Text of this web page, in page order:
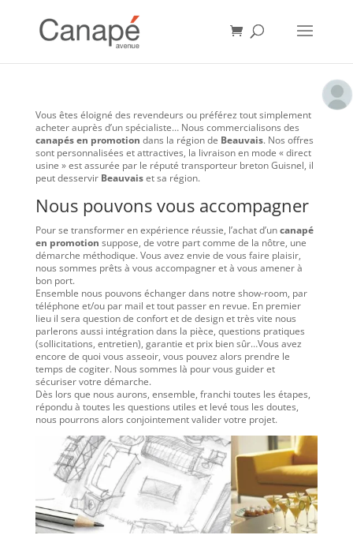
Vous êtes éloigné des revendeurs ou préférez tout simplement
acheter auprès d’un spécialiste… Nous commercialisons des
canapés en promotion dans la région de Beauvais. Nos offres
sont personnalisées et attractives, la livraison en mode « direct
usine » est assurée par le réputé transporteur breton Guisnel, il
peut desservir Beauvaiset sa région.
Nous pouvons vous accompagner
Pour se transformer en expérience réussie, l’achat d’uncanapé
en promotion suppose, de votre part comme de la nôtre, une
démarche méthodique. Vous avez envie de vous faire plaisir,
nous sommes prêts à vous accompagner et à vous amener à
bon port.
Ensemble nous pouvons échanger dans notre show-room, par
téléphone et/ou par mail et tout passer en revue. En premier
lieu il sera question de confort et de design et très vite nous
parlerons aussi intégration dans la pièce, questions pratiques
(sollicitations, entretien), garantie et prix bien sûr…Vous avez
encore de quoi vous asseoir, vous pouvez alors prendre le
temps de cogiter. Nous sommes là pour vous guider et
sécuriser votre démarche.
Dès lors que nous aurons, ensemble, franchi toutes les étapes,
répondu à toutes les questions utiles et levé tous les doutes,
nous pourrons alors conjointement valider votre projet.